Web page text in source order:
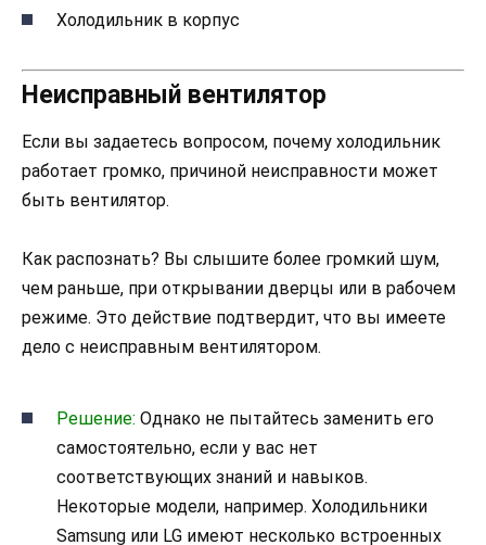
Холодильник в корпус
Неисправный вентилятор
Если вы задаетесь вопросом, почему холодильник
работает громко, причиной неисправности может
быть вентилятор.
Как распознать? Вы слышите более громкий шум,
чем раньше, при открывании дверцы или в рабочем
режиме. Это действие подтвердит, что вы имеете
дело с неисправным вентилятором.
Решение: Однако не пытайтесь заменить его
самостоятельно, если у вас нет
соответствующих знаний и навыков.
Некоторые модели, например. Холодильники
Samsung или LG имеют несколько встроенных